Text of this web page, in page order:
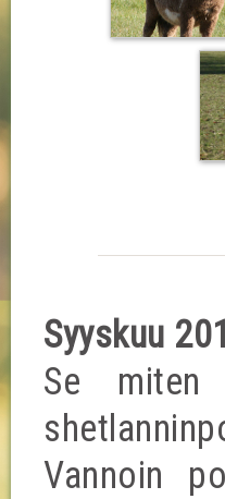
Syyskuu
Se miten
Vannoin